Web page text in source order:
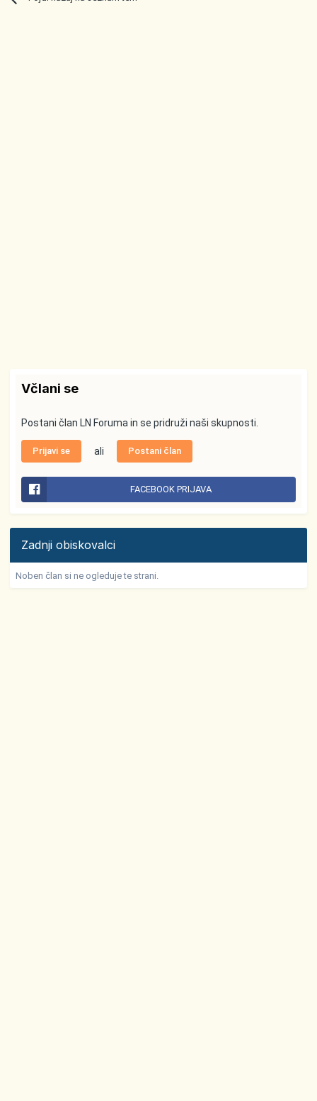
Včlani se
Postani član LN Foruma in se pridruži naši skupnosti.
Prijavi se ali Postani član
FACEBOOK PRIJAVA
Zadnji obiskovalci
Noben član si ne ogleduje te strani.